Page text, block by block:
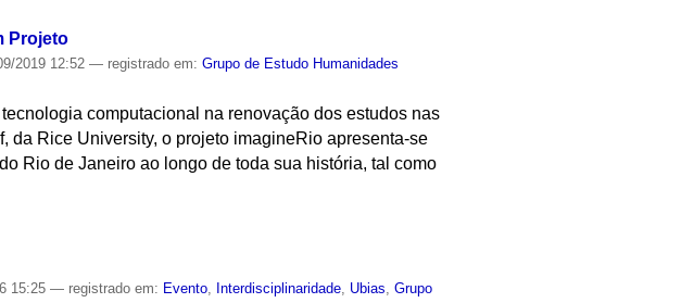
Projeto
2019 12:52— registrado em:Grupo de Estudo Humanidades
computacional na renovação dos estudos nas
da Rice University, o projeto imagineRio apresenta-se
Rio de Janeiro ao longo de toda sua história, tal como
15:25— registrado em: Evento, Interdisciplinaridade, Ubias,Grupo